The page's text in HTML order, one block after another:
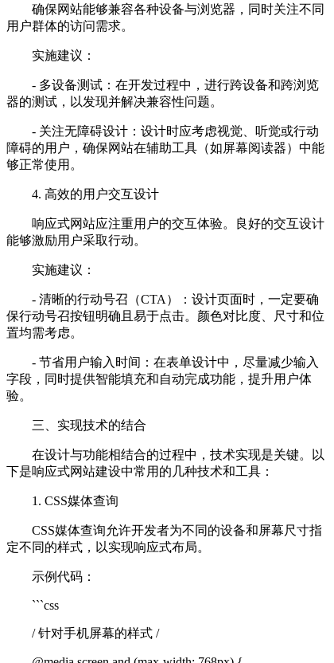
确保网站能够兼容各种设备与浏览器，同时关注不同
用户群体的访问需求。
实施建议：
- 多设备测试：在开发过程中，进行跨设备和跨浏览
器的测试，以发现并解决兼容性问题。
- 关注无障碍设计：设计时应考虑视觉、听觉或行动
障碍的用户，确保网站在辅助工具（如屏幕阅读器）中能
够正常使用。
4. 高效的用户交互设计
响应式网站应注重用户的交互体验。良好的交互设计
能够激励用户采取行动。
实施建议：
- 清晰的行动号召（CTA）：设计页面时，一定要确
保行动号召按钮明确且易于点击。颜色对比度、尺寸和位
置均需考虑。
- 节省用户输入时间：在表单设计中，尽量减少输入
字段，同时提供智能填充和自动完成功能，提升用户体
验。
三、实现技术的结合
在设计与功能相结合的过程中，技术实现是关键。以
下是响应式网站建设中常用的几种技术和工具：
1. CSS媒体查询
CSS媒体查询允许开发者为不同的设备和屏幕尺寸指
定不同的样式，以实现响应式布局。
示例代码：
```css
/ 针对手机屏幕的样式 /